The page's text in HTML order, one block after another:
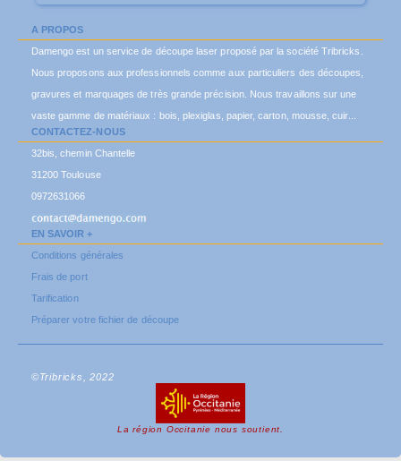
A PROPOS
Damengo est un service de découpe laser proposé par la société Tribricks.
Nous proposons aux professionnels comme aux particuliers des découpes,
gravures et marquages de très grande précision. Nous travaillons sur une
vaste gamme de matériaux : bois, plexiglas, papier, carton, mousse, cuir...
CONTACTEZ-NOUS
32bis, chemin Chantelle
31200 Toulouse
0972631066
EN SAVOIR +
Conditions générales
Frais de port
Tarification
Préparer votre fichier de découpe
©Tribricks, 2022
La région Occitanie nous soutient.